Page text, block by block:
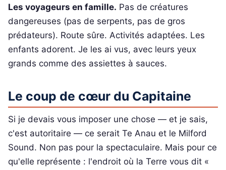
Les voyageurs en famille. Pas de créatures
dangereuses (pas de serpents, pas de gros
prédateurs). Route sûre. Activités adaptées. Les
enfants adorent. Je les ai vus, avec leurs yeux
grands comme des assiettes à sauces.
Le coup de cœur du Capitaine
Si je devais vous imposer une chose — et je sais,
c'est autoritaire — ce serait Te Anau et le Milford
Sound. Non pas pour la spectaculaire. Mais pour ce
qu'elle représente : l'endroit où la Terre vous dit «